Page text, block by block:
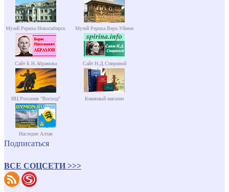
Музей Рериха Новосибирск Музей Рериха Верх-Уймон
Сайт Б.Н.Абрамова Сайт Н.Д.Спириной
ИЦ Россазия "Восход" Книжный магазин
Наследие Алтая
Подписаться
ВСЕ СОЦСЕТИ >>>